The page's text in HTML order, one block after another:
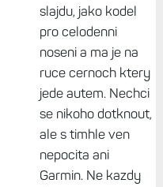
slajdu, jako kodel
pro celodenni
noseni a ma je na
ruce cernoch ktery
jede autem. Nechci
se nikoho dotknout,
ale s timhle ven
nepocita ani
Garmin. Ne kazdy